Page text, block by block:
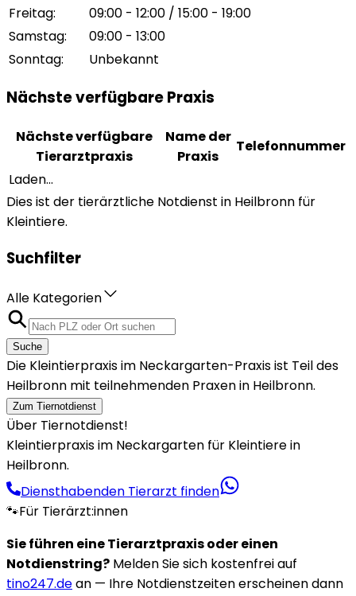
Freitag:
09:00 - 12:00 / 15:00 - 19:00
Samstag:
09:00 - 13:00
Sonntag: Unbekannt
Nächste verfügbare Praxis
Nächste verfügbare
Tierarztpraxis
Name der
Praxis
Telefonnummer
Laden...
Dies ist der tierärztliche Notdienst in Heilbronn für
Kleintiere.
Suchfilter
Alle Kategorien
Suche
Die Kleintierpraxis im Neckargarten-Praxis ist Teil des
Heilbronn mit teilnehmenden Praxen in Heilbronn.
Zum Tiernotdienst
Über Tiernotdienst!
Kleintierpraxis im Neckargarten für Kleintiere in
Heilbronn.
Diensthabenden Tierarzt finden
🐾Für Tierärzt:innen
Sie führen eine Tierarztpraxis oder einen
Notdienstring? Melden Sie sich kostenfrei auf
tino247.dean — Ihre Notdienstzeiten erscheinen dann